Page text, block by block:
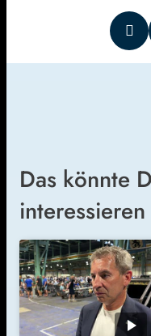
Das könnte
interessieren